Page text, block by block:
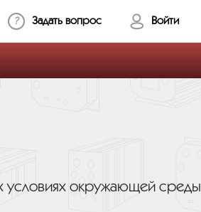
Задать вопрос Войти
условиях окружающей среды